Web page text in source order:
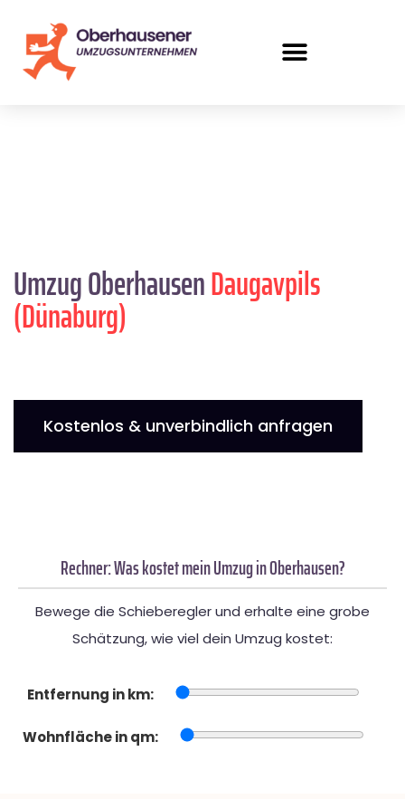
Umzug OberhausenDaugavpils
(Dünaburg)
Kostenlos & unverbindlich anfragen
Rechner: Was kostet mein Umzug in Oberhausen?
Bewege die Schieberegler und erhalte eine grobe
Schätzung, wie viel dein Umzug kostet:
Entfernung in km:
Wohnfläche in qm: